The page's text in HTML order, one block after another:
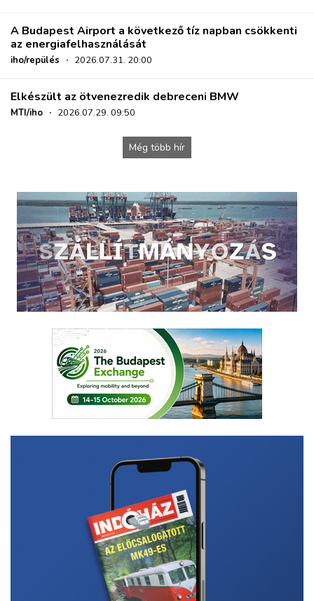
A Budapest Airport a következő tíz napban csökkenti
az energiafelhasználását
iho/repülés · 2026.07.31. 20:00
Elkészült az ötvenezredik debreceni BMW
MTI/iho · 2026.07.29. 09:50
Még több hír